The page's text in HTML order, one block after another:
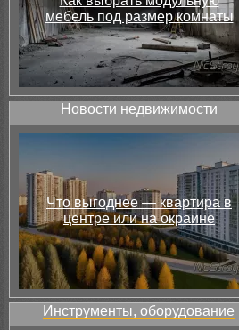
мебель под размер комнаты
Новости недвижимости
Что выгоднее — квартира в
центре или на окраине
Инструменты, оборудование